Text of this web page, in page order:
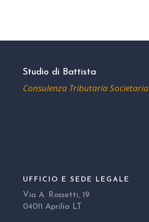
Studio di Battista
Consulenza Tributaria
UFFICIO E SEDE LEGALE
Via A. Rossetti, 19
04011 Aprilia LT